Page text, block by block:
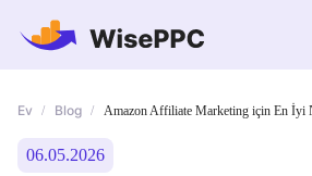
Ev / Blog / Amazon Affiliate Marketing için En İyi
06.05.2026